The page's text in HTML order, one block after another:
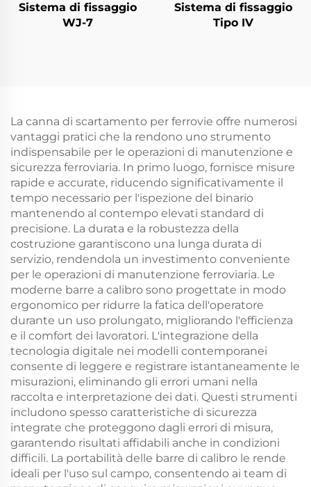
Sistema di fissaggio
WJ-7
Sistema di fissaggio
Tipo IV
La canna di scartamento per ferrovie offre numerosi
vantaggi pratici che la rendono uno strumento
indispensabile per le operazioni di manutenzione e
sicurezza ferroviaria. In primo luogo, fornisce misure
rapide e accurate, riducendo significativamente il
tempo necessario per l'ispezione del binario
mantenendo al contempo elevati standard di
precisione. La durata e la robustezza della
costruzione garantiscono una lunga durata di
servizio, rendendola un investimento conveniente
per le operazioni di manutenzione ferroviaria. Le
moderne barre a calibro sono progettate in modo
ergonomico per ridurre la fatica dell'operatore
durante un uso prolungato, migliorando l'efficienza
e il comfort dei lavoratori. L'integrazione della
tecnologia digitale nei modelli contemporanei
consente di leggere e registrare istantaneamente le
misurazioni, eliminando gli errori umani nella
raccolta e interpretazione dei dati. Questi strumenti
includono spesso caratteristiche di sicurezza
integrate che proteggono dagli errori di misura,
garantendo risultati affidabili anche in condizioni
difficili. La portabilità delle barre di calibro le rende
ideali per l'uso sul campo, consentendo ai team di